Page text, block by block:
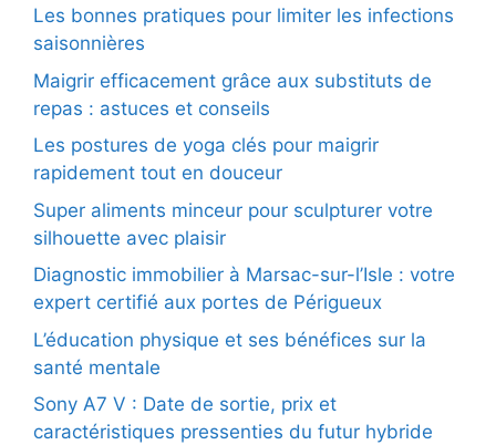
Les bonnes pratiques pour limiter les infections
saisonnières
Maigrir efficacement grâce aux substituts de
repas : astuces et conseils
Les postures de yoga clés pour maigrir
rapidement tout en douceur
Super aliments minceur pour sculpturer votre
silhouette avec plaisir
Diagnostic immobilier à Marsac-sur-l’Isle : votre
expert certifié aux portes de Périgueux
L’éducation physique et ses bénéfices sur la
santé mentale
Sony A7 V : Date de sortie, prix et
caractéristiques pressenties du futur hybride